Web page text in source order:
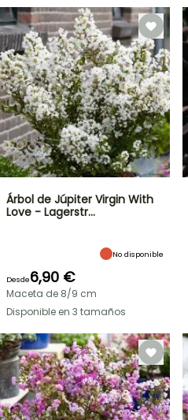
Árbol de Júpiter Virgin With
Love - Lagerstr…
No disponible
Desde6,90 €
Maceta de 8/9 cm
Disponible en 3 tamaños